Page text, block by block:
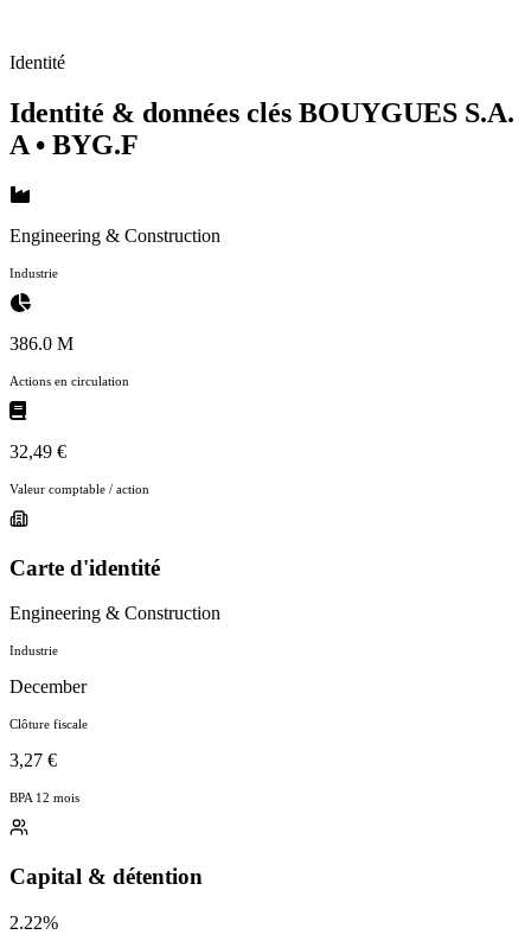
Identité
Identité & données clés BOUYGUES S.A.
A • BYG.F
Engineering & Construction
Industrie
386.0 M
Actions en circulation
32,49 €
Valeur comptable / action
Carte d'identité
Engineering & Construction
Industrie
December
Clôture fiscale
3,27 €
BPA 12 mois
Capital & détention
2.22%